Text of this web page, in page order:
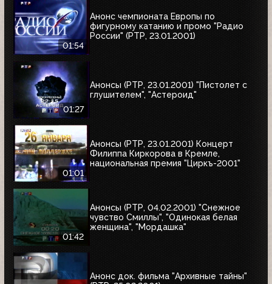
01:54
Анонс чемпионата Европы по
фигурному катанию и промо "Радио
России" (РТР, 23.01.2001)
01:27
Анонсы (РТР, 23.01.2001) "Пистолет с
глушителем", "Астероид"
01:01
Анонсы (РТР, 23.01.2001) Концерт
Филиппа Киркорова в Кремле,
национальная премия "Циркъ-2001"
01:42
Анонсы (РТР, 04.02.2001) "Снежное
чувство Смиллы", "Одинокая белая
женщина", "Мордашка"
Анонс док. фильма "Архивные тайны"